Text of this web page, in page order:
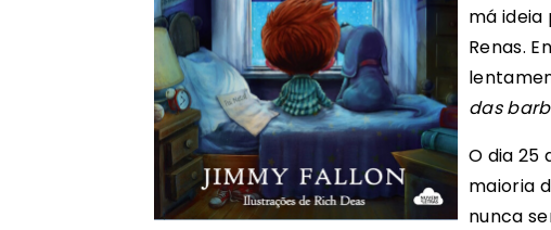
má ideia
Renas.
das
O dia 25
maioria
nunca